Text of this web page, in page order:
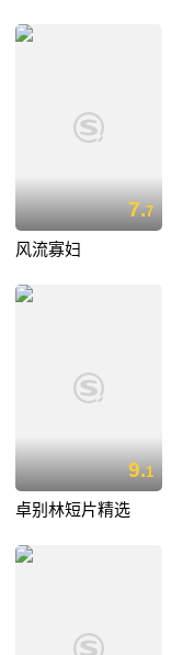
7.7
风流寡妇
9.1
卓别林短片精选